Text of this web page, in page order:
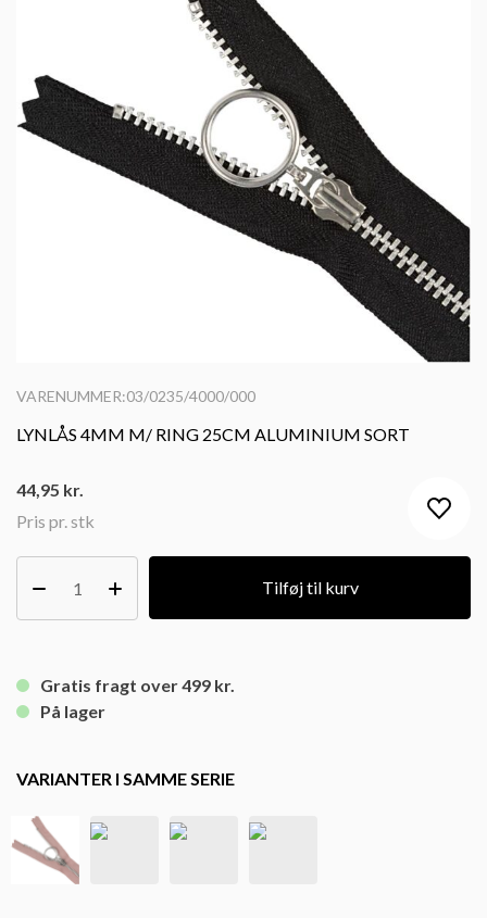
VARENUMMER:03/0235/4000/000
LYNLÅS 4MM M/ RING 25CM ALUMINIUM SORT
Pris pr. stk
44,95 kr.
Tilføj til kurv
Gratis fragt over 499 kr.
På lager
VARIANTER I SAMME SERIE